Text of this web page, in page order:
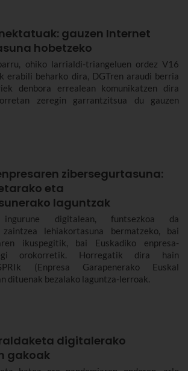
gauzen Internet
hobetzeko
ohiko larrialdi-triangeluen ordez V16
erabili beharko dira, DGTren araudi berria
denbora errealean komunikatzen dira
zeregin garrantzitsua du gauzen
zibersegurtasuna:
eta
laguntzak
digitalean, funtsezkoa da
zaintzea lehiakortasuna bermatzeko, bai
ikuspegitik, bai Euskadiko enpresa-
orokorretik. Horregatik dira hain
(Enpresa Garapenerako Euskal
dituenak bezalako laguntza-lerroak.
digitalerako
gakoak